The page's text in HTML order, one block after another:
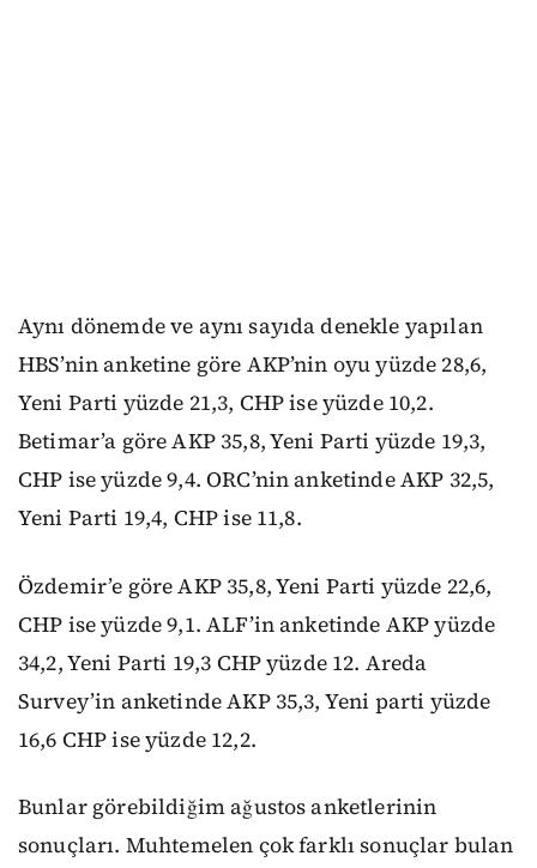
Aynı dönemde ve aynı sayıda denekle yapılan
HBS’nin anketine göre AKP’nin oyu yüzde 28,6,
Yeni Parti yüzde 21,3, CHP ise yüzde 10,2.
Betimar’a göre AKP 35,8, Yeni Parti yüzde 19,3,
CHP ise yüzde 9,4. ORC’nin anketinde AKP 32,5,
Yeni Parti 19,4, CHP ise 11,8.
Özdemir’e göre AKP 35,8, Yeni Parti yüzde 22,6,
CHP ise yüzde 9,1. ALF’in anketinde AKP yüzde
34,2, Yeni Parti 19,3 CHP yüzde 12. Areda
Survey’in anketinde AKP 35,3, Yeni parti yüzde
16,6 CHP ise yüzde 12,2.
Bunlar görebildiğim ağustos anketlerinin
sonuçları. Muhtemelen çok farklı sonuçlar bulan